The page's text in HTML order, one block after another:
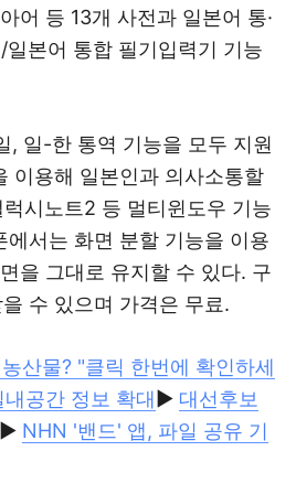
어 등 13개 사전과 일본어 통·
본어 통합 필기입력기 기능
, 일-한 통역 기능을 모두 지원
이용해 일본인과 의사소통할
럭시노트2 등 멀티윈도우 기능
에서는 화면 분할 기능을 이용
을 그대로 유지할 수 있다. 구
수 있으며 가격은 무료.
산물? "클릭 한번에 확인하세
공간 정보 확대 ▶ 대선후보
▶ NHN '밴드' 앱, 파일 공유 기